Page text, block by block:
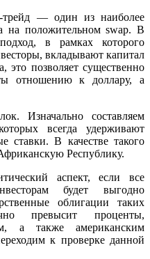
трейд — один из наиболее
на положительном swap. В
в рамках которого
вкладывают капитал
это позволяет существенно
отношению к доллару, а
Изначально составляем
всегда удерживают
ставки. В качестве такого
Республику.
аспект, если все
будет выгодно
облигации таких
превысит проценты,
а также американским
к проверке данной